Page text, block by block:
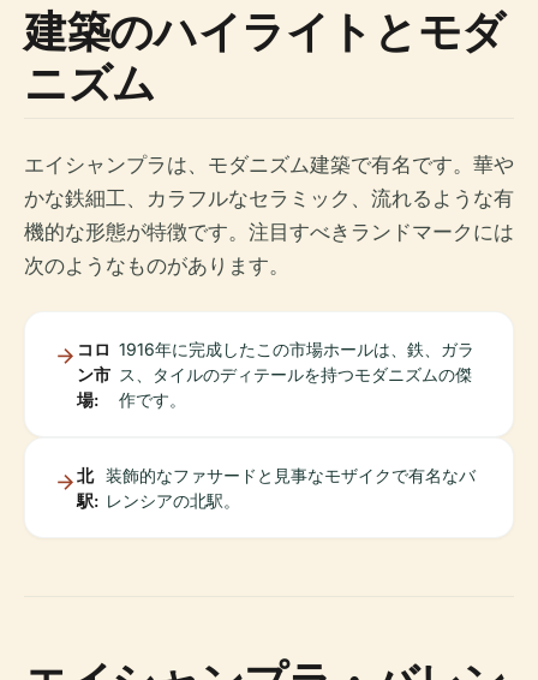
建築のハイライトとモダ
ニズム
エイシャンプラは、モダニズム建築で有名です。華や
かな鉄細工、カラフルなセラミック、流れるような有
機的な形態が特徴です。注目すべきランドマークには
次のようなものがあります。
コロ
ン市
場:
1916年に完成したこの市場ホールは、鉄、ガラ
ス、タイルのディテールを持つモダニズムの傑
作です。
北
駅:
装飾的なファサードと見事なモザイクで有名なバ
レンシアの北駅。